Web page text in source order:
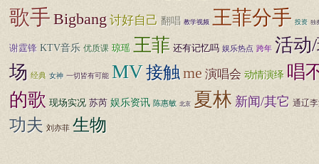
歌手Bigbang 讨好自己 翻唱 教学视频 王菲分手 投资 独
谢霆锋 KTV音乐 优质课 琼瑶 王菲 还有记忆吗 娱乐热点 跨年 活动
场 经典 女神 一切皆有可能 MV接触 me 演唱会 动情演绎 唱
的歌 现场实况 苏芮 娱乐资讯 陈惠敏 北京 夏林 新闻/其它 通辽
功夫 刘亦菲 生物